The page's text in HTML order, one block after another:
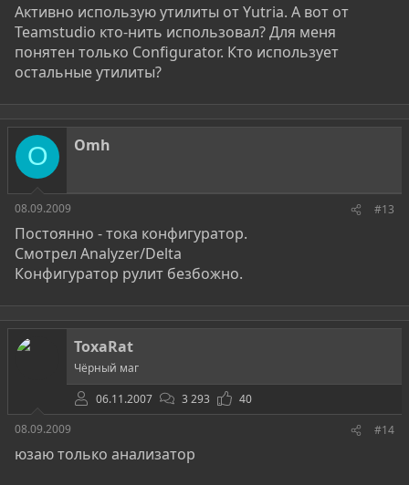
Активно использую утилиты от Yutria. А вот от
Teamstudio кто-нить использовал? Для меня
понятен только Configurator. Кто использует
остальные утилиты?
O Omh
08.09.2009 #13
Постоянно - тока конфигуратор.
Смотрел Analyzer/Delta
Конфигуратор рулит безбожно.
ToxaRat
Чёрный маг
06.11.2007
3 293
40
08.09.2009
#14
юзаю только анализатор